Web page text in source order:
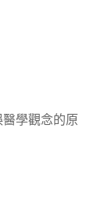
學觀念的原